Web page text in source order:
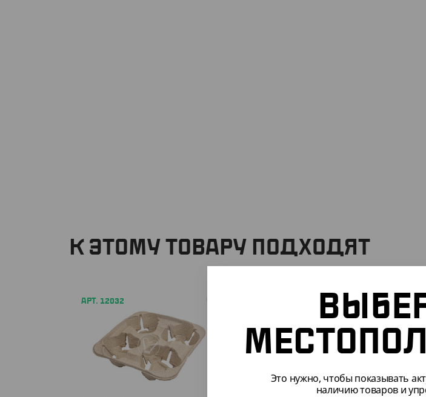
К ЭТОМУ ТОВАРУ ПОДХОДЯТ
АРТ. 12032 АРТ.
Это нужно, чтобы показывать
наличию товаров и